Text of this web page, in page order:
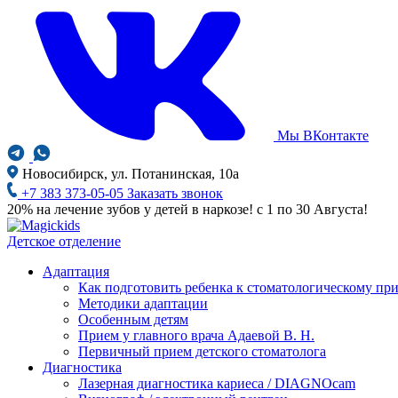
Мы ВКонтакте
Новосибирск, ул. Потанинская, 10а
+7 383 373-05-05 Заказать звонок
20% на лечение зубов у детей в наркозе! с 1 по 30 Августа!
Детское отделение
Адаптация
Как подготовить ребенка к стоматологическому
Методики адаптации
Особенным детям
Прием у главного врача Адаевой В. Н.
Первичный прием детского стоматолога
Диагностика
Лазерная диагностика кариеса / DIAGNOcam